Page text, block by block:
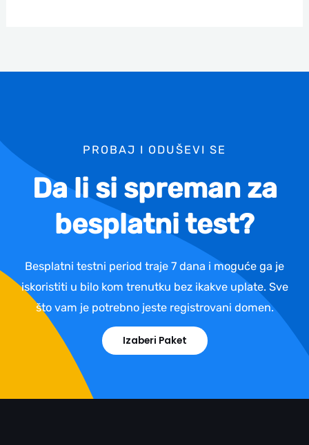
PROBAJ I ODUŠEVI SE
Da li si spreman za
besplatni test?
Besplatni testni period traje 7 dana i moguće ga je
iskoristiti u bilo kom trenutku bez ikakve uplate. Sve
što vam je potrebno jeste registrovani domen.
Izaberi Paket